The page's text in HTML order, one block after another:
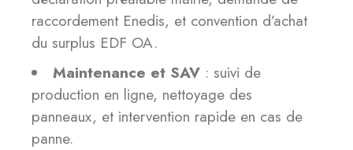
raccordement Enedis, et convention d’achat
du surplus EDF OA.
Maintenance et SAV : suivi de
production en ligne, nettoyage des
panneaux, et intervention rapide en cas de
panne.